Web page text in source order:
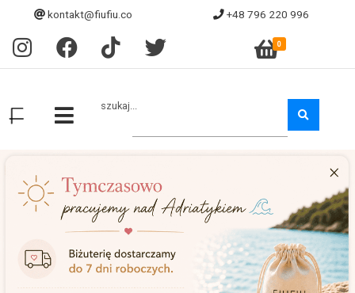
kontakt@fiufiu.co +48 796 220 996
0
szukaj...